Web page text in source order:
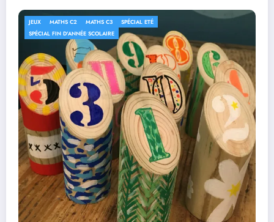
JEUX MATHS C2 MATHS C3
SPÉCIAL ETÉ
SPÉCIAL FIN D'ANNÉE SCOLAIRE